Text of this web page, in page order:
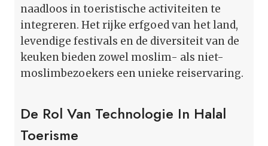
naadloos in toeristische activiteiten te
integreren. Het rijke erfgoed van het land,
levendige festivals en de diversiteit van de
keuken bieden zowel moslim- als niet-
moslimbezoekers een unieke reiservaring.
De Rol Van Technologie In Halal
Toerisme